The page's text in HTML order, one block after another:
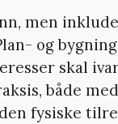
men
og
skal
både
fysiske